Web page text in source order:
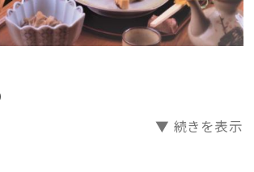
での交代制となっています。
間について
ウトまでご入浴可能となっておりま
▼ 続きを表示